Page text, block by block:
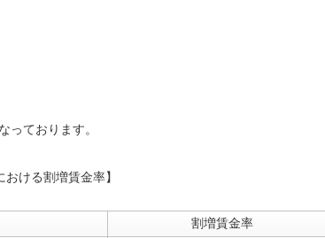
っております。
おける割増賃金率】
割増賃金率